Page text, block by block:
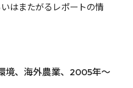
はまたがるレポートの情
境、海外農業、2005年～